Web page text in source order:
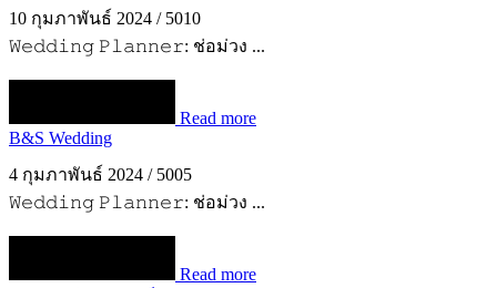
10 กุมภาพันธ์ 2024 / 5010
𝚆𝚎𝚍𝚍𝚒𝚗𝚐 𝙿𝚕𝚊𝚗𝚗𝚎𝚛: ช่อม่วง ...
Read more
B&S Wedding
4 กุมภาพันธ์ 2024 / 5005
𝚆𝚎𝚍𝚍𝚒𝚗𝚐 𝙿𝚕𝚊𝚗𝚗𝚎𝚛: ช่อม่วง ...
Read more